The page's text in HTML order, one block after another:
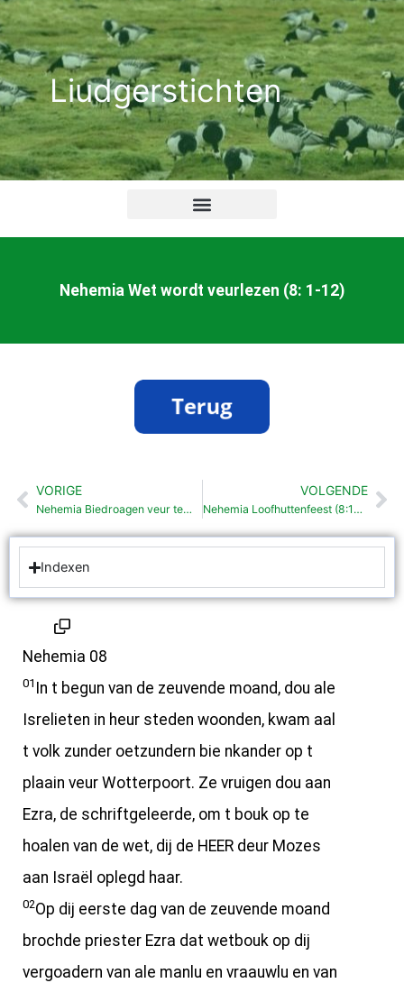
Ga
naar
de
inhoudLiudgerstichten
Nehemia Wet wordt veurlezen (8: 1-12)
Vorige
VORIGE
Nehemia Biedroagen veur tempel (7:69-72)
VOLGENDE
Nehemia Loofhuttenfeest (8:13-18)
Indexen
Nehemia 08
01 In t begun van de zeuvende moand, dou ale
Isrelieten in heur steden woonden, kwam aal
t volk zunder oetzundern bie nkander op t
plaain veur Wotterpoort. Ze vruigen dou aan
Ezra, de schriftgeleerde, om t bouk op te
hoalen van de wet, dij de HEER deur Mozes
aan Israël oplegd haar.
02Op dij eerste dag van de zeuvende moand
brochde priester Ezra dat wetbouk op dij
vergoadern van ale manlu en vraauwlu en van